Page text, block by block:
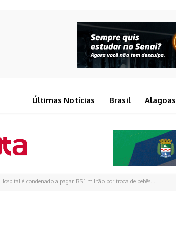
Últimas Notícias Brasil Alagoas
Hospital é condenado a pagar R$ 1 milhão por troca de bebês...